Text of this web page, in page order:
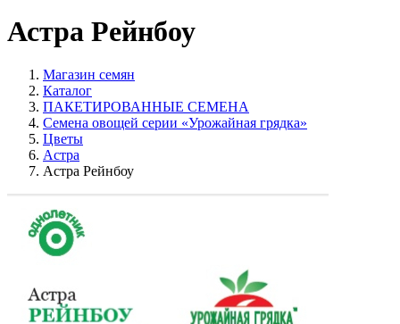
Астра Рейнбоу
Магазин семян
Каталог
ПАКЕТИРОВАННЫЕ СЕМЕНА
Семена овощей серии «Урожайная грядка»
Цветы
Астра
Астра Рейнбоу